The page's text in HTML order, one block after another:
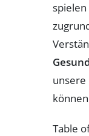
unsere
Table